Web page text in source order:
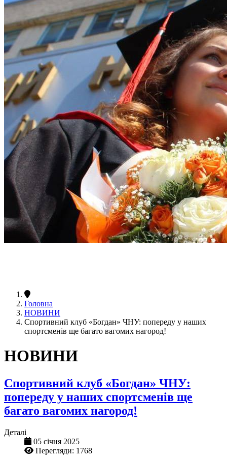
Головна
НОВИНИ
Спортивний клуб «Богдан» ЧНУ: попереду у наших
спортсменів ще багато вагомих нагород!
НОВИНИ
Спортивний клуб «Богдан» ЧНУ:
попереду у наших спортсменів ще
багато вагомих нагород!
Деталі
05 січня 2025
Перегляди: 1768